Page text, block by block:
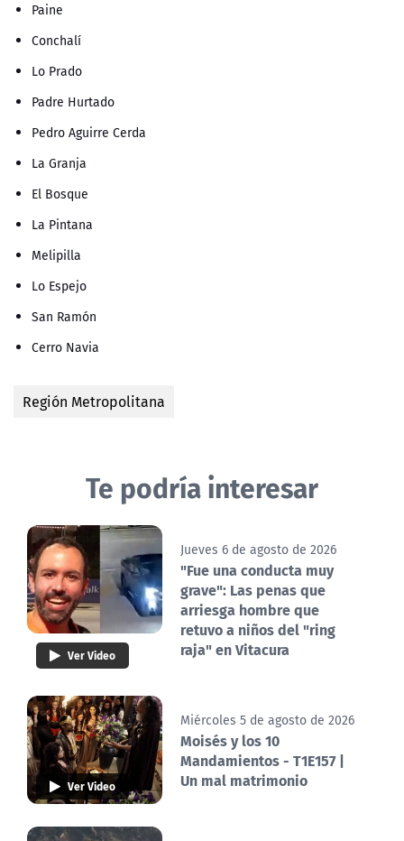
Paine
Conchalí
Lo Prado
Padre Hurtado
Pedro Aguirre Cerda
La Granja
El Bosque
La Pintana
Melipilla
Lo Espejo
San Ramón
Cerro Navia
Región Metropolitana
Te podría interesar
Ver Video
Jueves 6 de agosto de 2026
"Fue una conducta muy
grave": Las penas que
arriesga hombre que
retuvo a niños del "ring
raja" en Vitacura
Ver Video
Miércoles 5 de agosto de 2026
Moisés y los 10
Mandamientos - T1E157 |
Un mal matrimonio